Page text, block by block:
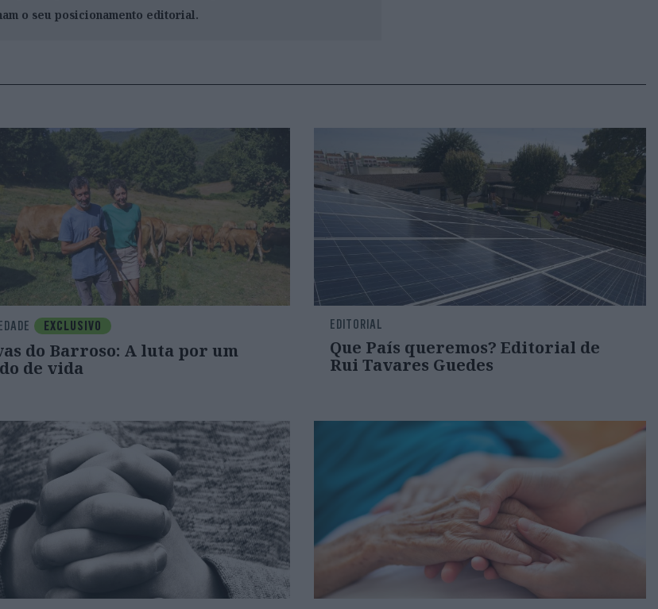
o seu posicionamento editorial.
EXCLUSIVO
do Barroso: A luta por um
de vida
EDITORIAL
Que País queremos? Editorial de
Rui Tavares Guedes